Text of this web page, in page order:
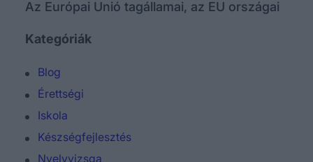
Az Európai Unió tagállamai, az EU országai
Kategóriák
Blog
Érettségi
Iskola
Készségfejlesztés
Nyelvvizsga